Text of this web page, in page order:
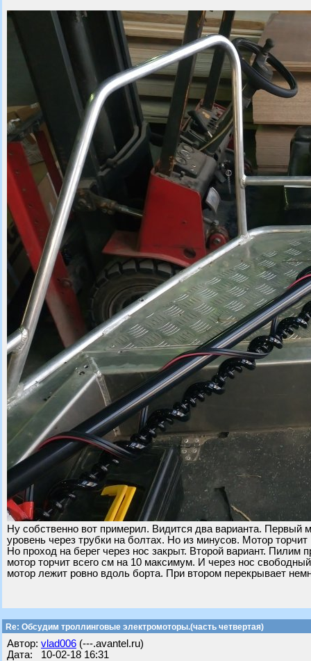
Ну собственно вот примерил. Видится два варианта.
уровень через трубки на болтах. Но из минусов. Мотор
Но проход на берег через нос закрыт. Второй вариант.
мотор торчит всего см на 10 максимум. И через нос
мотор лежит ровно вдоль борта. При втором перекрывает
Re: Обсудим троллинговые электромоторы.(часть четвертая)
Автор: vlad006 (---.avantel.ru)
Дата: 10-02-18 16:31